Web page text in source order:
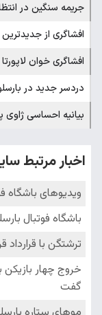
جریمه سنگین در
افشاگری از
افشاگری خوان
دردسر جدید در
بیانیه احساسی ژاوی